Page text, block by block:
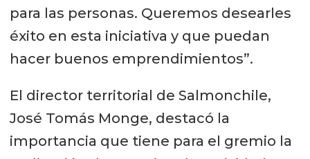
para las personas. Queremos desearles
éxito en esta iniciativa y que puedan
hacer buenos emprendimientos”.
El director territorial de Salmonchile,
José Tomás Monge, destacó la
importancia que tiene para el gremio la